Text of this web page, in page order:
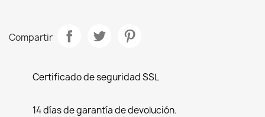
Compartir
Certificado de seguridad SSL
14 días de garantía de devolución.